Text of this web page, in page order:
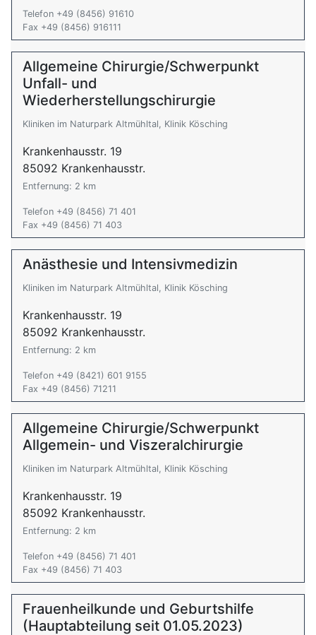
Telefon +49 (8456) 91610
Fax +49 (8456) 916111
Allgemeine Chirurgie/Schwerpunkt
Unfall- und
Wiederherstellungschirurgie
Kliniken im Naturpark Altmühltal, Klinik Kösching
Krankenhausstr. 19
85092 Krankenhausstr.
Entfernung: 2 km
Telefon +49 (8456) 71 401
Fax +49 (8456) 71 403
Anästhesie und Intensivmedizin
Kliniken im Naturpark Altmühltal, Klinik Kösching
Krankenhausstr. 19
85092 Krankenhausstr.
Entfernung: 2 km
Telefon +49 (8421) 601 9155
Fax +49 (8456) 71211
Allgemeine Chirurgie/Schwerpunkt
Allgemein- und Viszeralchirurgie
Kliniken im Naturpark Altmühltal, Klinik Kösching
Krankenhausstr. 19
85092 Krankenhausstr.
Entfernung: 2 km
Telefon +49 (8456) 71 401
Fax +49 (8456) 71 403
Frauenheilkunde und Geburtshilfe
(Hauptabteilung seit 01.05.2023)